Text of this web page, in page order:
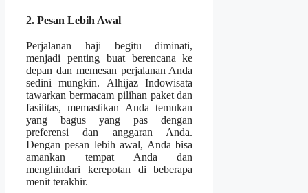
2. Pesan Lebih Awal
Perjalanan haji begitu diminati,
menjadi penting buat berencana ke
depan dan memesan perjalanan Anda
sedini mungkin. Alhijaz Indowisata
tawarkan bermacam pilihan paket dan
fasilitas, memastikan Anda temukan
yang bagus yang pas dengan
preferensi dan anggaran Anda.
Dengan pesan lebih awal, Anda bisa
amankan tempat Anda dan
menghindari kerepotan di beberapa
menit terakhir.